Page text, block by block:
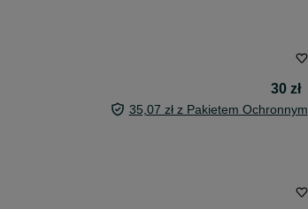
30 zł
35,07 zł z Pakietem Ochronnym